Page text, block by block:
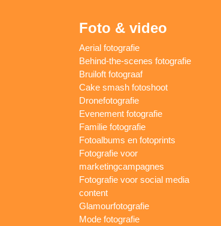
Foto & video
Aerial fotografie
Behind-the-scenes fotografie
Bruiloft fotograaf
Cake smash fotoshoot
Dronefotografie
Evenement fotografie
Familie fotografie
Fotoalbums en fotoprints
Fotografie voor
marketingcampagnes
Fotografie voor social media
content
Glamourfotografie
Mode fotografie